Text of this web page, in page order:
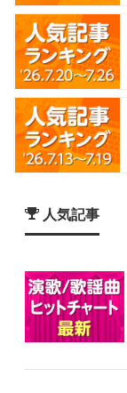
人気記事